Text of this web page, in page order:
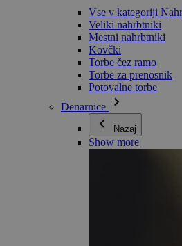
Vse v kategoriji
Veliki nahrbtniki
Mestni nahrbtniki
Kovčki
Torbe čez ramo
Torbe za prenosnik
Potovalne torbe
Denarnice
Nazaj
Show more